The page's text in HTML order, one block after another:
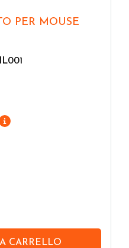
PER MOUSE
CARRELLO